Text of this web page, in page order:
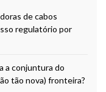
de cabos
regulatório por
a conjuntura do
tão nova) fronteira?